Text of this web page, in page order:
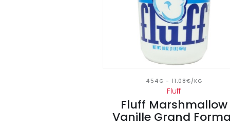
454G - 11.08€/KG
Fluff
Fluff Marshmallow
Vanille Grand